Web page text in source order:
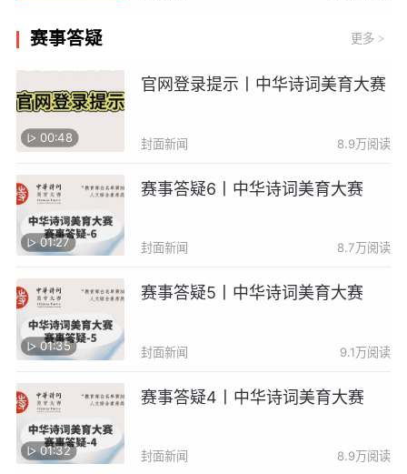
赛事答疑 更多 >
00:48
官网登录提示丨中华诗词美育大赛
封面新闻 8.9万阅读
01:27
赛事答疑6丨中华诗词美育大赛
封面新闻 8.7万阅读
01:35
赛事答疑5丨中华诗词美育大赛
封面新闻 9.1万阅读
01:32
赛事答疑4丨中华诗词美育大赛
封面新闻 8.9万阅读